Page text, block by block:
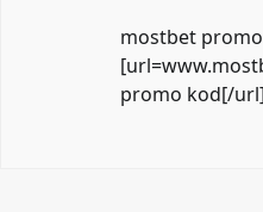
mostbet
promo kod[/url]